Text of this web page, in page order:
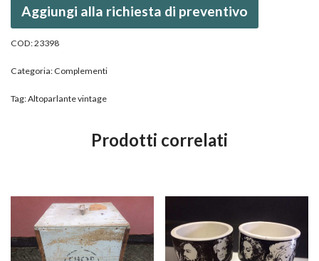
Aggiungi alla richiesta di preventivo
COD:23398
Categoria: Complementi
Tag:Altoparlante vintage
Prodotti correlati